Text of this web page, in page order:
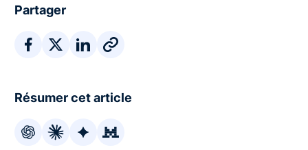
Partager
Résumer cet article